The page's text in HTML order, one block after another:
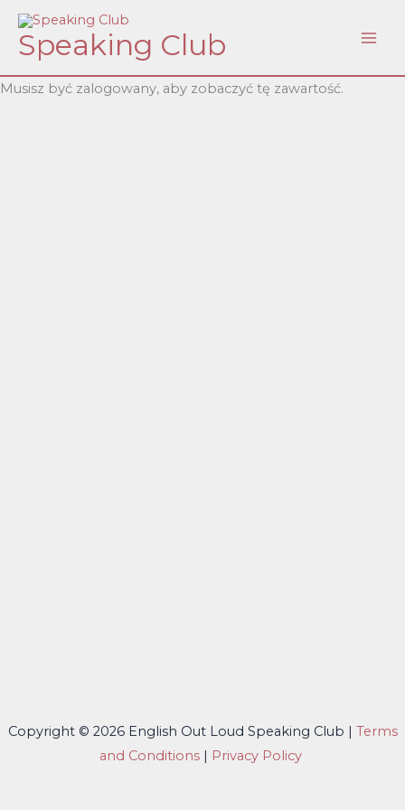
Skip
content
Speaking Club
Musisz być zalogowany, aby zobaczyć tę zawartość.
Copyright © 2026 English Out Loud Speaking Club | Terms
and Conditions | Privacy Policy